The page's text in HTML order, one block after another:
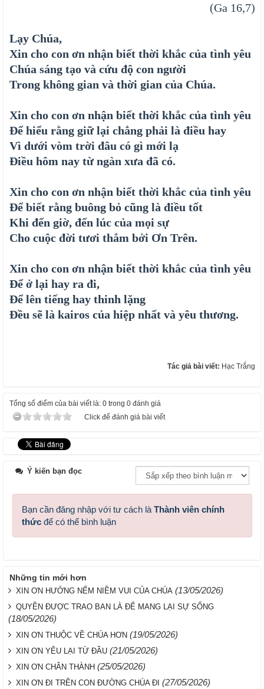
(Ga 16,7)
Lạy Chúa,
Xin cho con ơn nhận biết thời khắc của tình yêu
Chúa sáng tạo và cứu độ con người
Trong không gian và thời gian của Chúa.
Xin cho con ơn nhận biết thời khắc của tình yêu
Để hiểu rằng giữ lại chẳng phải là điều hay
Vì dưới vòm trời đâu có gì mới lạ
Điều hôm nay từ ngàn xưa đã có.
Xin cho con ơn nhận biết thời khắc của tình yêu
Để biết rằng buông bỏ cũng là điều tốt
Khi đến giờ, đến lúc của mọi sự
Cho cuộc đời tươi thắm bởi Ơn Trên.
Xin cho con ơn nhận biết thời khắc của tình yêu
Để ở lại hay ra đi,
Để lên tiếng hay thinh lặng
Đều sẽ là kairos của hiệp nhất và yêu thương.
Tác giả bài viết: Hạc Trắng
Tổng số điểm của bài viết là: 0 trong 0 đánh giá
Click để đánh giá bài viết
Ý kiến bạn đọc
Bạn cần đăng nhập với tư cách là Thành viên chính
thức để có thể bình luận
Những tin mới hơn
XIN ƠN HƯỞNG NẾM NIỀM VUI CỦA CHÚA (13/05/2026)
QUYỀN ĐƯỢC TRAO BAN LÀ ĐỂ MANG LẠI SỰ SỐNG
(18/05/2026)
XIN ƠN THUỘC VỀ CHÚA HƠN (19/05/2026)
XIN ƠN YÊU LẠI TỪ ĐẦU (21/05/2026)
XIN ƠN CHÂN THÀNH (25/05/2026)
XIN ƠN ĐI TRÊN CON ĐƯỜNG CHÚA ĐI (27/05/2026)